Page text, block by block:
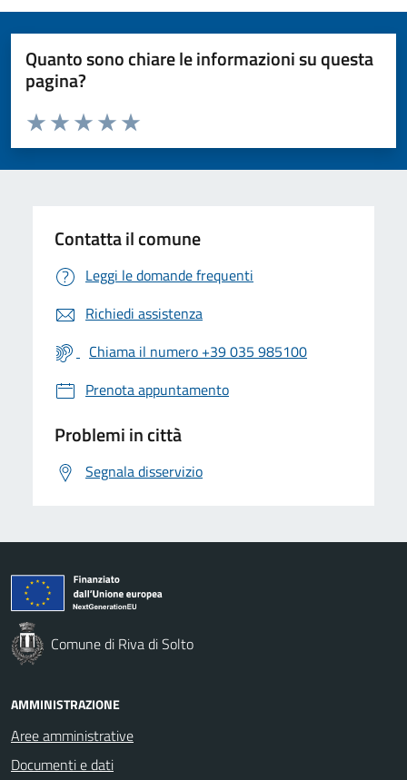
Quanto sono chiare le informazioni su questa
pagina?
Valuta da 1 a 5 stelle la pagina
Valuta 5 stelle su 5
Valuta 4 stelle su 5
Valuta 3 stelle su 5
Valuta 2 stelle su 5
Valuta 1 stelle su 5
Contatta il comune
Leggi le domande frequenti
Richiedi assistenza
Chiama il numero +39 035 985100
Prenota appuntamento
Problemi in città
Segnala disservizio
Comune di Riva di Solto
AMMINISTRAZIONE
Aree amministrative
Documenti e dati